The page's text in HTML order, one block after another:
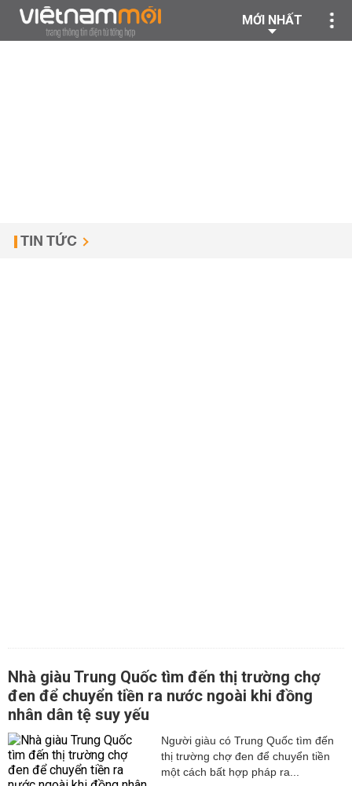
MỚI NHẤT
TIN TỨC
Nhà giàu Trung Quốc tìm đến thị trường chợ
đen để chuyển tiền ra nước ngoài khi đồng
nhân dân tệ suy yếu
Người giàu có Trung Quốc tìm đến
thị trường chợ đen để chuyển tiền
một cách bất hợp pháp ra...